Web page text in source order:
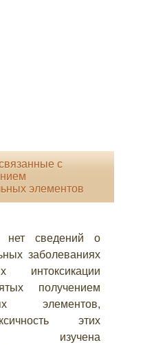
с
элементов
нет сведений о
заболеваниях
интоксикации
получением
элементов,
этих
изучена